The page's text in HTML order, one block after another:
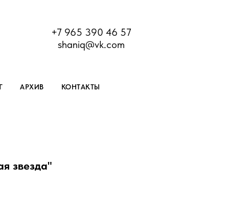
+7 965 390 46 57
shaniq@vk.com
АРХИВ КОНТАКТЫ
звезда"